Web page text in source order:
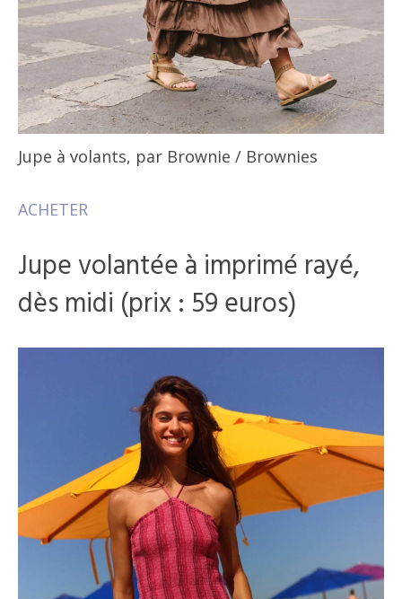
Jupe à volants, par Brownie / Brownies
ACHETER
Jupe volantée à imprimé rayé,
dès midi (prix : 59 euros)